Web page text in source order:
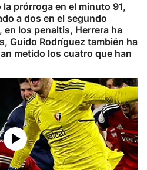
prórroga en el minuto 91,
a dos en el segundo
en los penaltis, Herrera ha
Guido Rodríguez también ha
metido los cuatro que han